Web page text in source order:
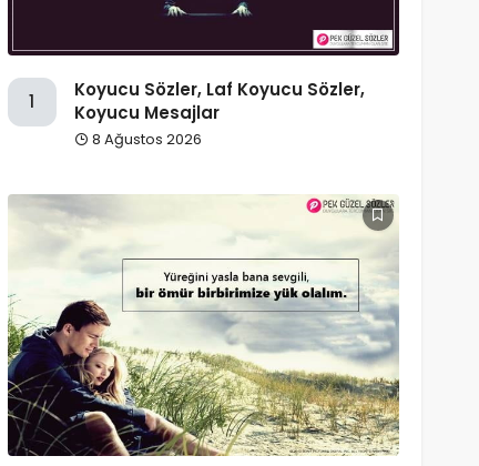
1
Koyucu Sözler, Laf Koyucu Sözler,
Koyucu Mesajlar
8 Ağustos 2026